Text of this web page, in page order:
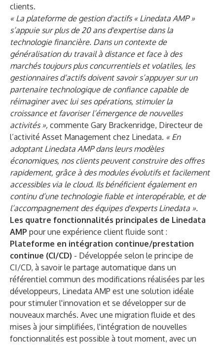
clients.
« La plateforme de gestion d'actifs « Linedata AMP »
s’appuie sur plus de 20 ans d'expertise dans la
technologie financière. Dans un contexte de
généralisation du travail à distance et face à des
marchés toujours plus concurrentiels et volatiles, les
gestionnaires d‘actifs doivent savoir s’appuyer sur un
partenaire technologique de confiance capable de
réimaginer avec lui ses opérations, stimuler la
croissance et favoriser l’émergence de nouvelles
activités », commente Gary Brackenridge, Directeur de
l’activité Asset Management chez Linedata. « En
adoptant Linedata AMP dans leurs modèles
économiques, nos clients peuvent construire des offres
rapidement, grâce à des modules évolutifs et facilement
accessibles via le cloud. Ils bénéficient également en
continu d’une technologie fiable et interopérable, et de
l’accompagnement des équipes d'experts Linedata ».
Les quatre fonctionnalités principales de Linedata
AMP pour une expérience client fluide sont :
Plateforme en intégration continue/prestation
continue (CI/CD) - Développée selon le principe de
CI/CD, à savoir le partage automatique dans un
référentiel commun des modifications réalisées par les
développeurs, Linedata AMP est une solution idéale
pour stimuler l'innovation et se développer sur de
nouveaux marchés. Avec une migration fluide et des
mises à jour simplifiées, l'intégration de nouvelles
fonctionnalités est possible à tout moment, avec un